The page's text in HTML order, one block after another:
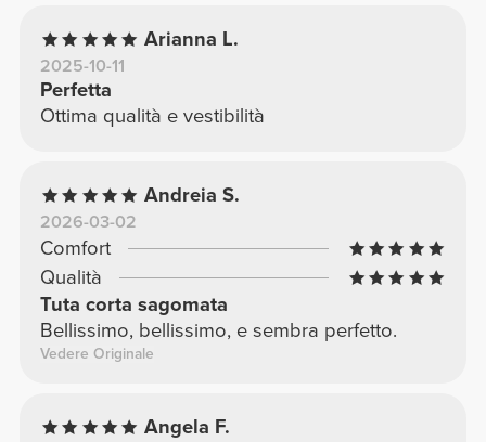
Arianna L.
2025-10-11
Perfetta
Ottima qualità e vestibilità
Andreia S.
2026-03-02
Comfort
Qualità
Tuta corta sagomata
Bellissimo, bellissimo, e sembra perfetto.
Vedere Originale
Angela F.